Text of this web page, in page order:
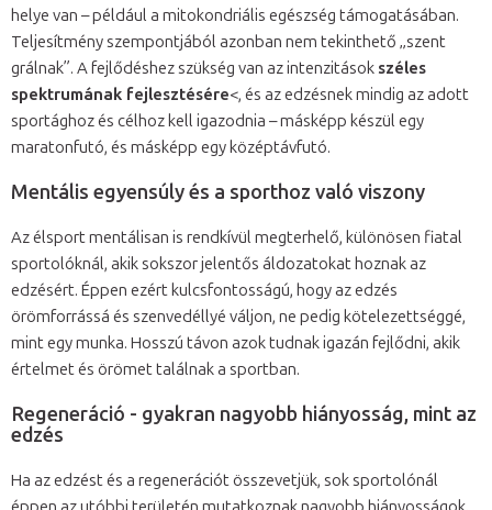
helye van – például a mitokondriális egészség támogatásában.
Teljesítmény szempontjából azonban nem tekinthető „szent
grálnak”. A fejlődéshez szükség van az intenzitások széles
spektrumának fejlesztésére<, és az edzésnek mindig az adott
sportághoz és célhoz kell igazodnia – másképp készül egy
maratonfutó, és másképp egy középtávfutó.
Mentális egyensúly és a sporthoz való viszony
Az élsport mentálisan is rendkívül megterhelő, különösen fiatal
sportolóknál, akik sokszor jelentős áldozatokat hoznak az
edzésért. Éppen ezért kulcsfontosságú, hogy az edzés
örömforrássá és szenvedéllyé váljon, ne pedig kötelezettséggé,
mint egy munka. Hosszú távon azok tudnak igazán fejlődni, akik
értelmet és örömet találnak a sportban.
Regeneráció - gyakran nagyobb hiányosság, mint az
edzés
Ha az edzést és a regenerációt összevetjük, sok sportolónál